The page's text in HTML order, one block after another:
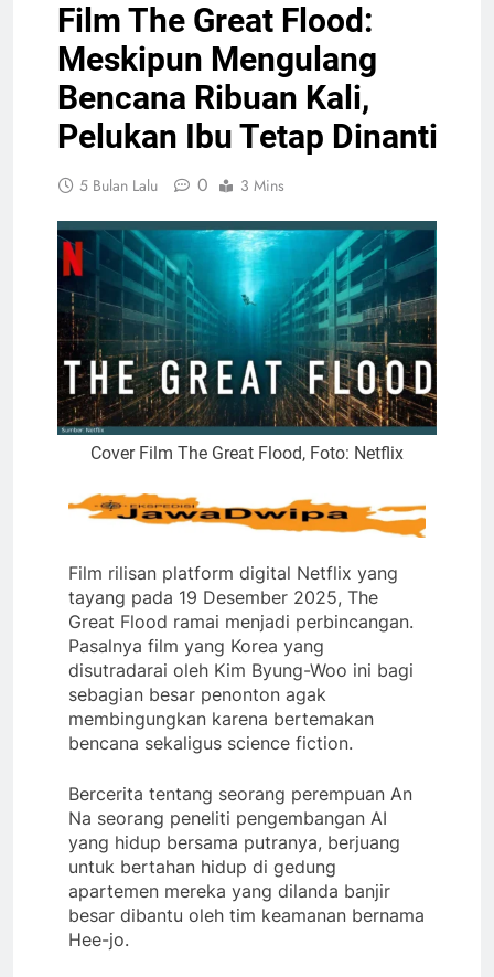
Film The Great Flood:
Meskipun Mengulang
Bencana Ribuan Kali,
Pelukan Ibu Tetap Dinanti
5 Bulan Lalu 0 3 Mins
Cover Film The Great Flood, Foto: Netflix
Film rilisan platform digital Netflix yang
tayang pada 19 Desember 2025, The
Great Flood ramai menjadi perbincangan.
Pasalnya film yang Korea yang
disutradarai oleh Kim Byung-Woo ini bagi
sebagian besar penonton agak
membingungkan karena bertemakan
bencana sekaligus science fiction.
Bercerita tentang seorang perempuan An
Na seorang peneliti pengembangan AI
yang hidup bersama putranya, berjuang
untuk bertahan hidup di gedung
apartemen mereka yang dilanda banjir
besar dibantu oleh tim keamanan bernama
Hee-jo.